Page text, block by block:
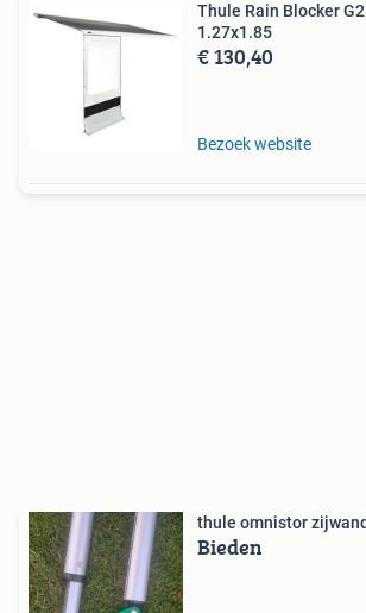
Thule Rain Blocker
1.27x1.85
€ 130,40
Bezoek website
thule omnistor
Bieden